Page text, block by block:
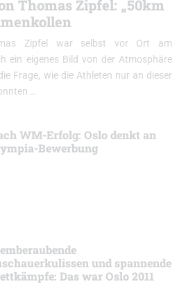
Thomas Zipfel: „50km
Zipfel war selbst vor Ort am
ein eigenes Bild von der Atmosphäre
Frage, wie die Athleten nur an dieser
…
WM-Erfolg: Oslo denkt an
Bewerbung
und spannende
Das war Oslo 2011